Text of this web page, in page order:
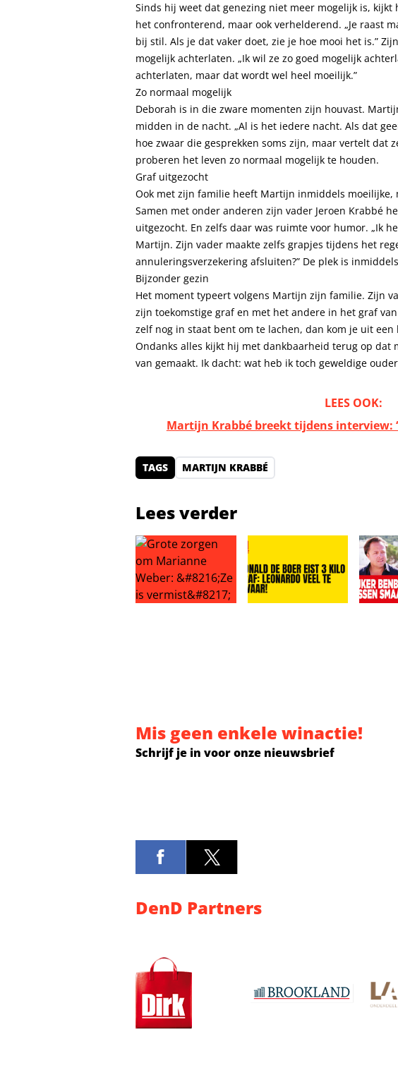
Sinds hij weet dat genezing niet meer mogelijk is,
het confronterend, maar ook verhelderend. „Je raast
bij stil. Als je dat vaker doet, zie je hoe mooi het is.”
mogelijk achterlaten. „Ik wil ze zo goed mogelijk
achterlaten, maar dat wordt wel heel moeilijk.”
Zo normaal mogelijk
Deborah is in die zware momenten zijn houvast.
midden in de nacht. „Al is het iedere nacht. Als dat
hoe zwaar die gesprekken soms zijn, maar vertelt dat
proberen het leven zo normaal mogelijk te houden.
Graf uitgezocht
Ook met zijn familie heeft Martijn inmiddels moeilijke,
Samen met onder anderen zijn vader Jeroen Krabbé
uitgezocht. En zelfs daar was ruimte voor humor. „Ik
Martijn. Zijn vader maakte zelfs grapjes tijdens het
annuleringsverzekering afsluiten?” De plek is
Bijzonder gezin
Het moment typeert volgens Martijn zijn familie. Zijn
zijn toekomstige graf en met het andere in het graf
zelf nog in staat bent om te lachen, dan kom je uit
Ondanks alles kijkt hij met dankbaarheid terug op dat
van gemaakt. Ik dacht: wat heb ik toch geweldige
LEES OOK:
Martijn Krabbé breekt tijdens interview:
TAGS MARTIJN KRABBÉ
Lees verder
Mis geen enkele winactie!
Schrijf je in voor onze nieuwsbrief
DenD Partners